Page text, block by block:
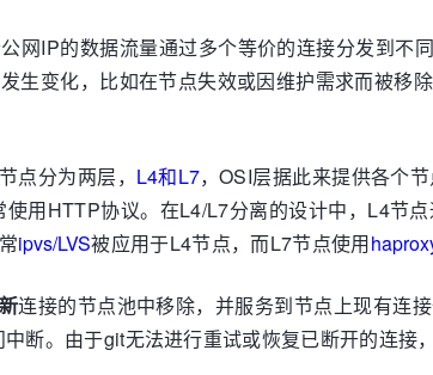
网IP的数据流量通过多个等价的连接分发到不
变化，比如在节点失效或因维护需求而被移除
点分为两层， L4和L7，OSI层据此来提供各个
用HTTP协议。在L4/L7分离的设计中，L4节
ipvs/LVS被应用于L4节点，而L7节点使用
新连接的节点池中移除，并服务到节点上现有连
断。由于git无法进行重试或恢复已断开的连接